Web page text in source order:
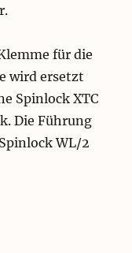
für die
wird ersetzt
Spinlock XTC
Die Führung
WL/2